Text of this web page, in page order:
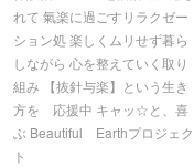
れて 氣楽に過ごすリラクゼー
ション処 楽しくムリせず暮ら
しながら 心を整えていく取り
組み 【抜針与楽】という生き
方を 応援中 キャッ☆と、喜
ぶ Beautiful Earthプロジェク
ト